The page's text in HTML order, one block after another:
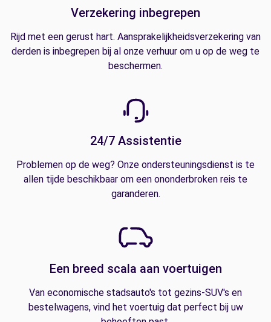
Verzekering inbegrepen
Rijd met een gerust hart. Aansprakelijkheidsverzekering van
derden is inbegrepen bij al onze verhuur om u op de weg te
beschermen.
24/7 Assistentie
Problemen op de weg? Onze ondersteuningsdienst is te
allen tijde beschikbaar om een ononderbroken reis te
garanderen.
Een breed scala aan voertuigen
Van economische stadsauto's tot gezins-SUV's en
bestelwagens, vind het voertuig dat perfect bij uw